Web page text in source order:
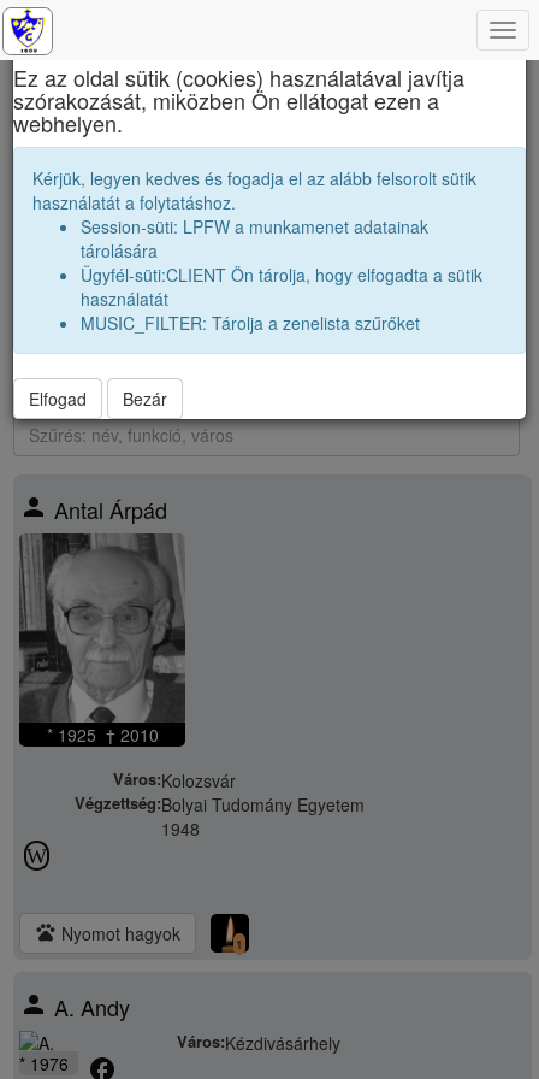
Nagy Mózes Főgimnázium
1999 12A Osztálytársak
Névsor bővítése új véndiákkal
Véndiákok száma:37
nagyobbak |1998 12A 1998 12B
párhuzamos|1999 12B|
kissebbek |2000 12A
37találat
person Antal Árpád
* 1925 † 2010
Város:Kolozsvár
Végzettség:Bolyai Tudomány Egyetem
1948
W
pets Nyomot hagyok 1
person A. Andy
* 1976
Város:Kézdivásárhely
facebook
×
Ez az oldal sütik (cookies) használatával javítja
szórakozását, miközben Ön ellátogat ezen a
webhelyen.
Kérjük, legyen kedves és fogadja el az alább felsorolt sütik
használatát a folytatáshoz.
Session-süti: LPFW a munkamenet adatainak
tárolására
Ügyfél-süti:CLIENT Ön tárolja, hogy elfogadta a sütik
használatát
MUSIC_FILTER: Tárolja a zenelista szűrőket
Elfogad Bezár